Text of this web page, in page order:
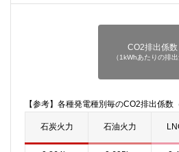
CO2排出係数
（1kWhあたりの排
【参考】各種発電種別毎のCO2排出係
石炭火力 石油火力